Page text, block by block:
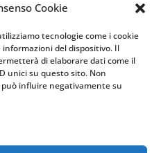
Cookie
tecnologie come i cookie
del dispositivo. Il
di elaborare dati come il
unici su questo sito. Non
influire negativamente su
versata: il
risponde